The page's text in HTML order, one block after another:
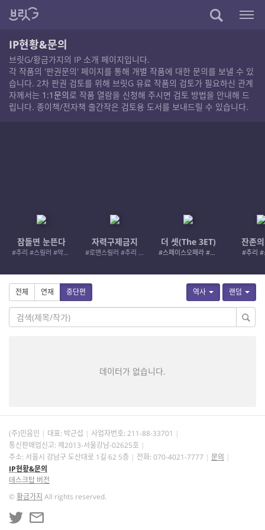
IP현황&문의
브릿G/황금가지의 IP 소개 페이지입니다.
각 작품의 '판권문의' 페이지를 통해 개별 작품에 대한 문의를 보낼 수 있
습니다. 2차 판권 검토를 위해 브릿G 유료 작품의 검토가 필요하신 관계
자께서는 1:1문의로 작품 열람을 신청해 주시면 검토 방법을 안내해 드
립니다. 종이책/전자책 출간작은 검토용 도서를 보내드릴 수 있습니다.
잠들면 눈뜬다
#추리 #스릴러 #악인 #로드레이지
자력구제금지
#로맨스릴러 #추리 #여성서사 #사적제재
더 셋(The 3ET)
#스페이스오페라 #우주활극
잔존
#추리 #
역사 랜덤
전체 연재 중단편
데이터가 없습니다.
(주)민음인 대표: 박근섭 사업자번호: 211-88-33701
통신판매업신고: 제2013-서울강남-02625호
주소: 서울시 강남구 도산대로 1길 62 5층
전화: 070-4021-7777
문의
IP현황&문의
데스크탑 버전
©황금가지 All rights reserved.